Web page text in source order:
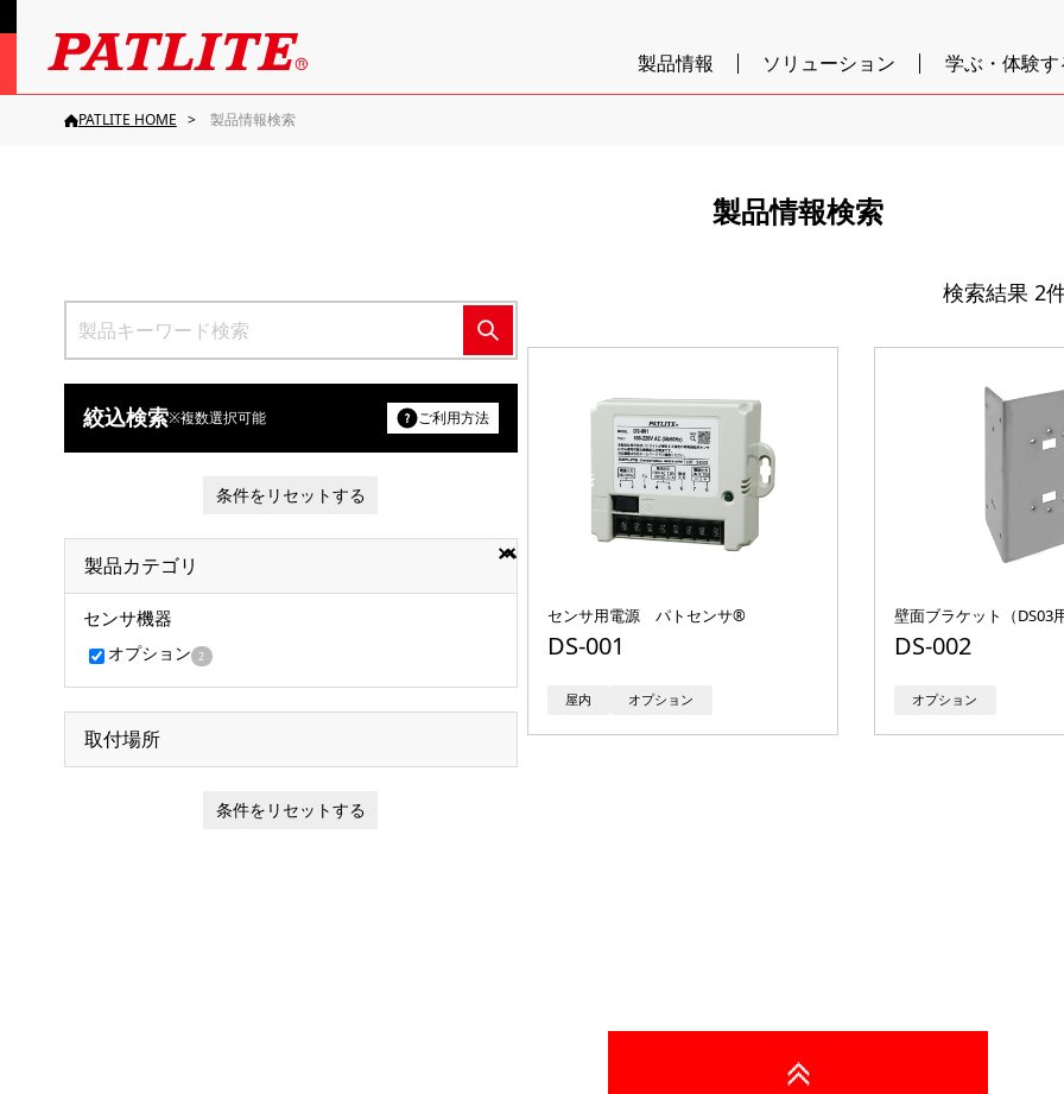
製品情報 ソリューション 学ぶ・体験す
PATLITE HOME 製品情報検索
製品情報検索
絞込検索※複数選択可能 ご利用方法
条件をリセットする
製品カテゴリ
センサ機器
オプション 2
取付場所
条件をリセットする
検索結果2
センサ用電源 パトセンサ®︎
DS-001
屋内 オプション
壁面ブラケット（DS03用
DS-002
オプション